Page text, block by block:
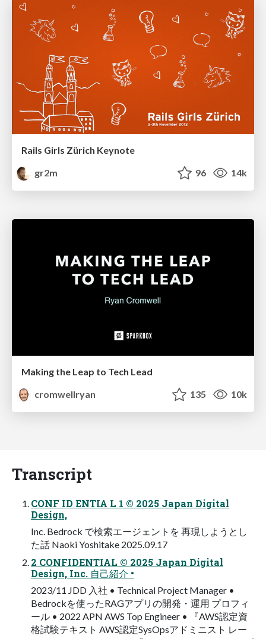
Rails Girls Zürich Keynote
gr2m
96 14k
Making the Leap to Tech Lead
cromwellryan
135 10k
Transcript
CONF ID ENTIA L 1 © 2025 Japan Digital
Design,
Inc. Bedrock で検索エージェントを 再現しようとし
た話 Naoki Yoshitake 2025.09.17
2 CONFIDENTIAL © 2025 Japan Digital
Design, Inc. 自己紹介 •
2023/11 JDD 入社 • Technical Project Manager •
Bedrockを使ったRAGアプリの開発・運用 プロフィ
ール • 2022 APN AWS Top Engineer • 『AWS認定資
格試験テキスト AWS認定SysOpsアドミニスト レー